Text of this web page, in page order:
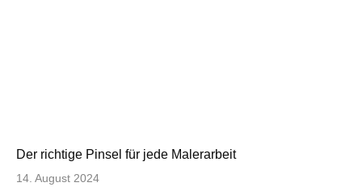
Der richtige Pinsel für jede Malerarbeit
14. August 2024